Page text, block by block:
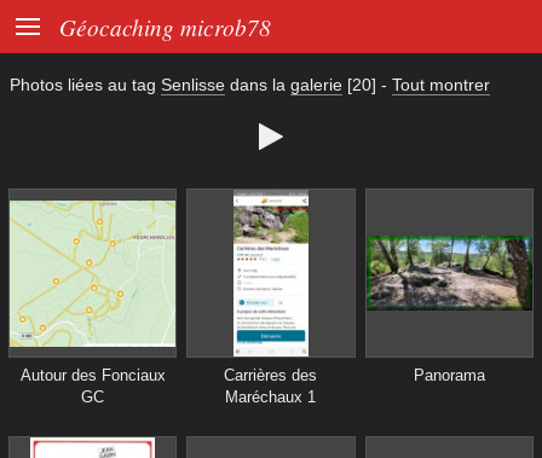
 Géocaching microb78
Photos liées au tag Senlisse dans la galerie [20] - Tout montrer

Autour des Fonciaux
GC
Carrières des
Maréchaux 1
Panorama